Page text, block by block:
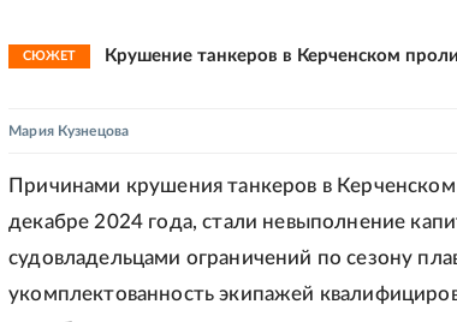
СЮЖЕТ Крушение танкеров в Керченском
Мария Кузнецова
Причинами крушения танкеров в
декабре 2024 года, стали невыполнение
судовладельцами ограничений по сезону
укомплектованность экипажей